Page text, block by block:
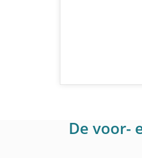
De voor-